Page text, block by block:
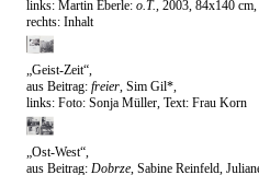
links: Martin Eberle: o.T., 2003, 84x140
rechts: Inhalt
„Geist-Zeit“,
aus Beitrag: freier, Sim Gil*,
links: Foto: Sonja Müller, Text: Frau Korn
„Ost-West“,
aus Beitrag: Dobrze , Sabine Reinfeld,